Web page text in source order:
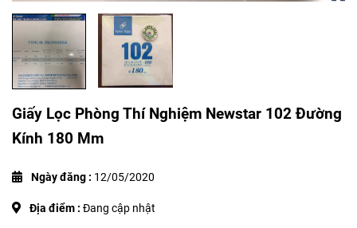
Giấy Lọc Phòng Thí Nghiệm Newstar 102 Đường
Kính 180 Mm
Ngày đăng : 12/05/2020
Địa điểm : Đang cập nhật